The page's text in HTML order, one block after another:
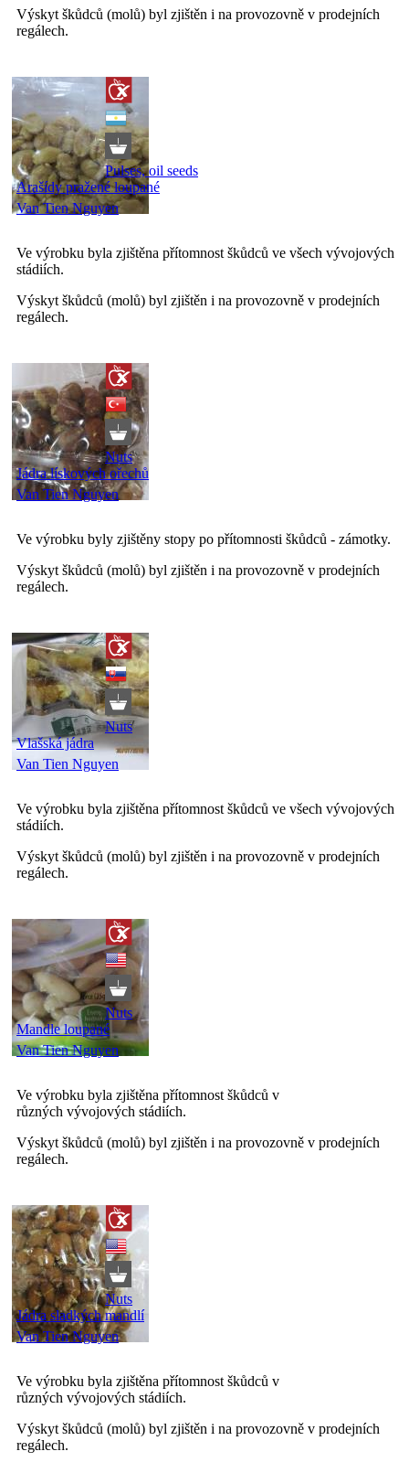
Výskyt škůdců (molů) byl zjištěn i na provozovně v prodejních
regálech.
Pulses, oil seeds
Arašídy pražené loupané
Van Tien Nguyen
Ve výrobku byla zjištěna přítomnost škůdců ve všech vývojových
stádiích.
Výskyt škůdců (molů) byl zjištěn i na provozovně v prodejních
regálech.
Nuts
Jádra lískových ořechů
Van Tien Nguyen
Ve výrobku byly zjištěny stopy po přítomnosti škůdců - zámotky.
Výskyt škůdců (molů) byl zjištěn i na provozovně v prodejních
regálech.
Nuts
Vlašská jádra
Van Tien Nguyen
Ve výrobku byla zjištěna přítomnost škůdců ve všech vývojových
stádiích.
Výskyt škůdců (molů) byl zjištěn i na provozovně v prodejních
regálech.
Nuts
Mandle loupané
Van Tien Nguyen
Ve výrobku byla zjištěna přítomnost škůdců v
různých vývojových stádiích.
Výskyt škůdců (molů) byl zjištěn i na provozovně v prodejních
regálech.
Nuts
Jádra sladkých mandlí
Van Tien Nguyen
Ve výrobku byla zjištěna přítomnost škůdců v
různých vývojových stádiích.
Výskyt škůdců (molů) byl zjištěn i na provozovně v prodejních
regálech.